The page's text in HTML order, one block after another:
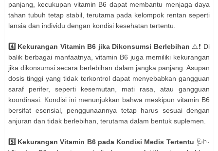
panjang, kecukupan vitamin B6 dapat membantu menjaga daya
tahan tubuh tetap stabil, terutama pada kelompok rentan seperti
lansia dan individu dengan kondisi kesehatan tertentu.
4️⃣ Kekurangan Vitamin B6 jika Dikonsumsi Berlebihan ⚠️❗ Di
balik berbagai manfaatnya, vitamin B6 juga memiliki kekurangan
jika dikonsumsi secara berlebihan dalam jangka panjang. Asupan
dosis tinggi yang tidak terkontrol dapat menyebabkan gangguan
saraf perifer, seperti kesemutan, mati rasa, atau gangguan
koordinasi. Kondisi ini menunjukkan bahwa meskipun vitamin B6
bersifat esensial, penggunaannya tetap harus sesuai dengan
anjuran dan tidak berlebihan, terutama dalam bentuk suplemen.
5️⃣ Kekurangan Vitamin B6 pada Kondisi Medis Tertentu 🩺📉